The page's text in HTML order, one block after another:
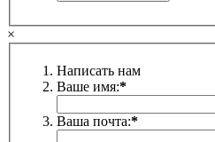
×
Написать нам
Ваше имя:*
Ваша почта:*